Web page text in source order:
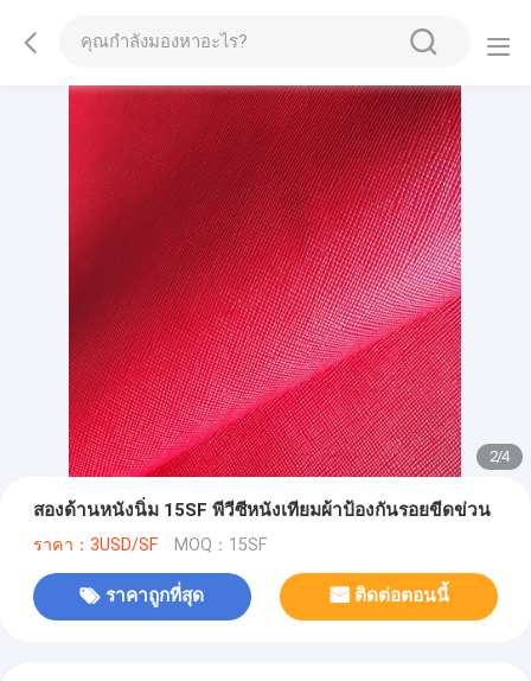
2/4
สองด้านหนังนิ่ม 15SF พีวีซีหนังเทียมผ้าป้องกันรอยขีดข่วน
ราคา：3USD/SF MOQ：15SF
ราคาถูกที่สุด ติดต่อตอนนี้